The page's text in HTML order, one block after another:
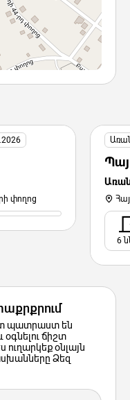
փողոց
6
պատրաստ են
ճիշտ
օնլայն
Ձեզ